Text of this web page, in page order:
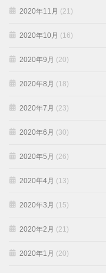
2020年11月 (21)
2020年10月 (16)
2020年9月 (20)
2020年8月 (18)
2020年7月 (23)
2020年6月 (30)
2020年5月 (26)
2020年4月 (13)
2020年3月 (15)
2020年2月 (21)
2020年1月 (20)